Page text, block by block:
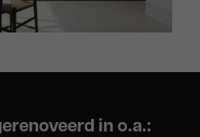
in o.a.: